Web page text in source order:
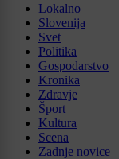
Lokalno
Slovenija
Svet
Politika
Gospodarstvo
Kronika
Zdravje
Šport
Kultura
Scena
Zadnje novice